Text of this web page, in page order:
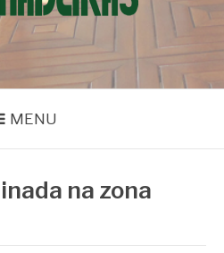
| ARTE
MENU
na zona